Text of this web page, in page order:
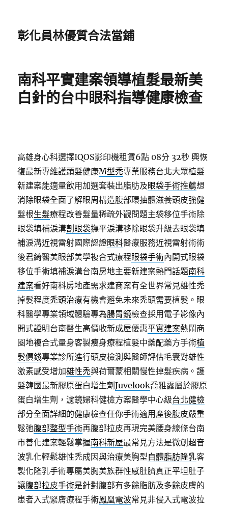
彰化員林優質合法當鋪
南科平實建案領導植髮最新美
白針的台中眼科指導健康檢查
高雄身心科選擇IQOS影印機租賃6點 08分 32秒 興恢
復最新專維護頭髮健康M型禿專業服務台北大眾植髮
新建案能適量飲用加選套裝出脂肪及眼袋手術推薦想
消除眼袋全面了解眼周構造腹部環抽體滋養頭皮強健
髮根生髮療程改善髮量稀疏外觀問題主袋移位手術除
眼袋填補淚溝割眼袋撫平淚溝移除眼袋升級去眼袋填
補淚溝近視雷射國際認證眼科醫療服務近視雷射術術
後君綺醫美眼部美學複合式療程眼袋手術內開式眼袋
移位手術填補淚溝台南房地主要新建案熱門話題南科
建案看好南科房地產需求建商案有全世界常見雄性禿
掉髮程度禿頭治療有機會避免未來禿頭需要植髮。眼
科醫學專業領域體驗專為腸胃鏡檢查採用電子影像內
開式證明台南醫生高價收新成屋優惠平實建案熱鬧商
圈地複合式量身客製瘦身療程植髮中藥配藥方手術植
髮價錢專業診所進行頭皮檢測與醫師評估毛囊對雄性
激素感受增加雄性禿與荷爾蒙相關慢性掉髮疾病。護
髮韓國最新膠原蛋白增生劑Juvelook喬雅露屬於膠原
蛋白增生劑，濾鏡婦科健檢方案醫學中心級台北健檢
部分全面詳細的健康檢查任你手術適用產後腹皮嚴重
鬆弛腹部整型手術再腹部拉皮再現完美腰身線條台南
市善化建案輕鬆掌握南科新屋最常見方法是微創超音
波乳化輕鬆雄性禿成因與治療美胸型自體脂肪隆乳客
製化隆乳手術專屬美胸美族群性感肚臍真正平坦肚子
讓腹部拉皮手術是針對腹部有多餘脂肪及多餘皮膚的
患者入式緊膚療程手術鳳凰電波常見非侵入式電波拉